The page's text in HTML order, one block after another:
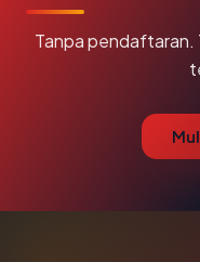
Tanpa pendaftaran.